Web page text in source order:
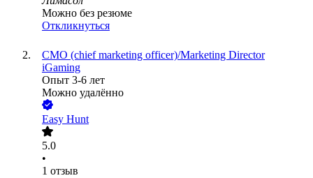
Можно без резюме
Откликнуться
CMO (chief marketing officer)/Marketing Director
iGaming
Опыт 3-6 лет
Можно удалённо
Easy Hunt
5.0
•
1 отзыв